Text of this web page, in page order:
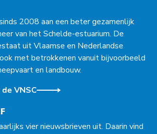
2008 aan een beter gezamenlijk
van het Schelde-estuarium. De
uit Vlaamse en Nederlandse
met betrokkenen vanuit bijvoorbeeld
en landbouw.
VNSC
vier nieuwsbrieven uit. Daarin vind